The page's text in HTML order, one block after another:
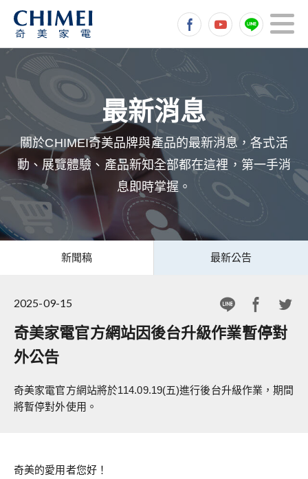
關於CHIMEI奇美品牌與產品的最新消息，各式活
動、展覽體驗、產品新知全部都在這裡，第一手消
息即時掌握。
新聞稿 最新公告
2025-09-15
奇美家電官方網站因後台升級作業暫停對
外公告
奇美家電官方網站將於114.09.19(五)進行後台升級作業，期間
將暫停對外使用。
奇美的愛用者您好！